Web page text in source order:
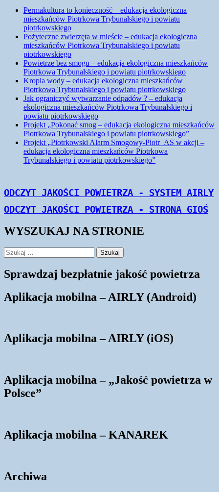
Permakultura to konieczność – edukacja ekologiczna
mieszkańców Piotrkowa Trybunalskiego i powiatu
piotrkowskiego
Pożyteczne zwierzęta w mieście – edukacja ekologiczna
mieszkańców Piotrkowa Trybunalskiego i powiatu
piotrkowskiego
Powietrze bez smogu – edukacja ekologiczna mieszkańców
Piotrkowa Trybunalskiego i powiatu piotrkowskiego
Kropla wody – edukacja ekologiczna mieszkańców
Piotrkowa Trybunalskiego i powiatu piotrkowskiego
Jak ograniczyć wytwarzanie odpadów ? – edukacja
ekologiczna mieszkańców Piotrkowa Trybunalskiego i
powiatu piotrkowskiego
Projekt „Pokonać smog – edukacja ekologiczna mieszkańców
Piotrkowa Trybunalskiego i powiatu piotrkowskiego”
Projekt „Piotrkowski Alarm Smogowy-Piotr_AS w akcji –
edukacja ekologiczna mieszkańców Piotrkowa
Trybunalskiego i powiatu piotrkowskiego”
Monitorujemy | Informujemy | Edukujemy
WYSZUKAJ NA STRONIE
Szukaj:
Sprawdzaj bezpłatnie jakość powietrza
Aplikacja mobilna – AIRLY (Android)
Aplikacja mobilna – AIRLY (iOS)
Aplikacja mobilna – „Jakość powietrza w
Polsce”
Aplikacja mobilna – KANAREK
Archiwa